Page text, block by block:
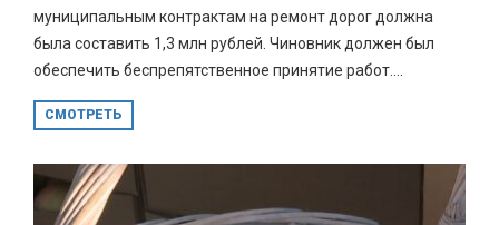
муниципальным контрактам на ремонт дорог должна
была составить 1,3 млн рублей. Чиновник должен был
обеспечить беспрепятственное принятие работ....
СМОТРЕТЬ